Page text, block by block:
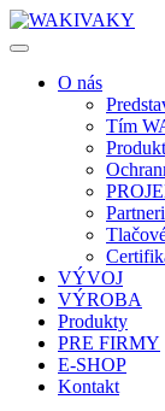
O nás
Tím
Partneri
VÝVOJ
VÝROBA
Produkty
PRE FIRMY
E-SHOP
Kontakt